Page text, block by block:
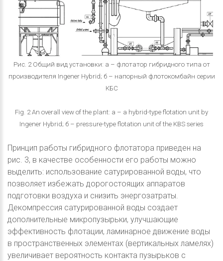
Рис. 2 Общий вид установки: а – флотатор гибридного типа от
производителя Ingener Hybrid; б – напорный флотокомбайн серии
КБС
Fig. 2 An overall view of the plant: а – a hybrid-type flotation unit by
Ingener Hybrid; б – pressure-type flotation unit of the KBS series
Принцип работы гибридного флотатора приведен на
рис. 3, в качестве особенности его работы можно
выделить: использование сатурированной воды, что
позволяет избежать дорогостоящих аппаратов
подготовки воздуха и снизить энергозатраты.
Декомпрессия сатурированной воды создает
дополнительные микропузырьки, улучшающие
эффективность флотации, ламинарное движение воды
в пространственных элементах (вертикальных ламелях)
увеличивает вероятность контакта пузырьков с